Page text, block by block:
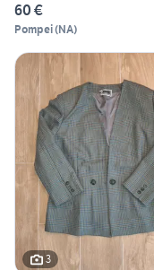
60 €
Pompei(NA)
3